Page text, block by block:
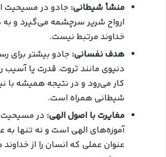
منشأ شیطانی: جادو در مسیحیت
ارواح شریر سرچشمه می‌گیرد و به
خداوند مرتبط نیست.
هدف نفسانی: جادو بیشتر برای
دنیوی مانند ثروت، قدرت یا آسیب
کار می‌رود و در نتیجه همیشه با
شیطانی همراه است.
مغایرت با اصول الهی: در
آموزه‌های الهی است و نه تنها به
عنوان عملی که انسان را از